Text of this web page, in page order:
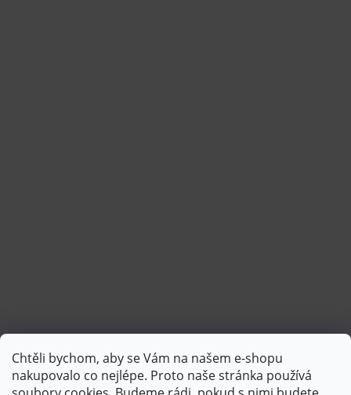
Chtěli bychom, aby se Vám na našem e-shopu
nakupovalo co nejlépe. Proto naše stránka používá
Sledovat na Instagramu